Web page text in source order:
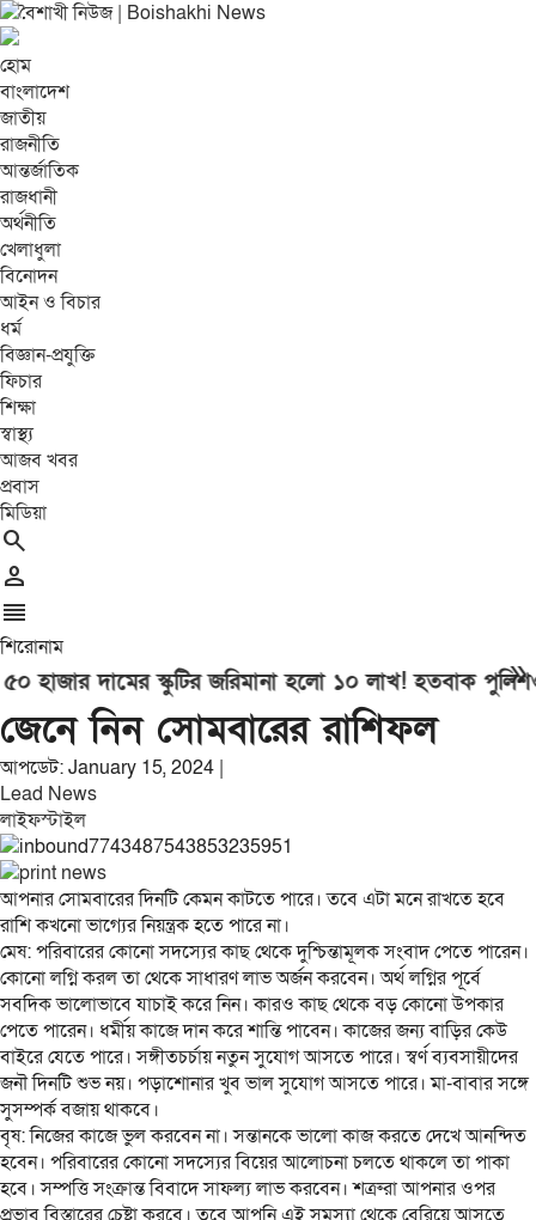
হোম
বাংলাদেশ
জাতীয়
রাজনীতি
আন্তর্জাতিক
রাজধানী
অর্থনীতি
খেলাধুলা
বিনোদন
আইন ও বিচার
ধর্ম
বিজ্ঞান-প্রযুক্তি
ফিচার
শিক্ষা
স্বাস্থ্য
আজব খবর
প্রবাস
মিডিয়া
search
person
reorder
শিরোনাম
দামের স্কুটির জরিমানা হলো ১০ লাখ! হতবাক পুলিশও
double_arrow
জেনে নিন সোমবারের রাশিফল
আপডেট: January 15, 2024 |
Lead News
লাইফস্টাইল
আপনার সোমবারের দিনটি কেমন কাটতে পারে। তবে এটা মনে রাখতে হবে
রাশি কখনো ভাগ্যের নিয়ন্ত্রক হতে পারে না।
মেষ: পরিবারের কোনো সদস্যের কাছ থেকে দুশ্চিন্তামূলক সংবাদ পেতে পারেন।
কোনো লগ্নি করল তা থেকে সাধারণ লাভ অর্জন করবেন। অর্থ লগ্নির পূর্বে
সবদিক ভালোভাবে যাচাই করে নিন। কারও কাছ থেকে বড় কোনো উপকার
পেতে পারেন। ধর্মীয় কাজে দান করে শান্তি পাবেন। কাজের জন্য বাড়ির কেউ
বাইরে যেতে পারে। সঙ্গীতচর্চায় নতুন সুযোগ আসতে পারে। স্বর্ণ ব্যবসায়ীদের
জনৗ দিনটি শুভ নয়। পড়াশোনার খুব ভাল সুযোগ আসতে পারে। মা-বাবার সঙ্গে
সুসম্পর্ক বজায় থাকবে।
বৃষ: নিজের কাজে ভুল করবেন না। সন্তানকে ভালো কাজ করতে দেখে আনন্দিত
হবেন। পরিবারের কোনো সদস্যের বিয়ের আলোচনা চলতে থাকলে তা পাকা
হবে। সম্পত্তি সংক্রান্ত বিবাদে সাফল্য লাভ করবেন। শত্রুরা আপনার ওপর